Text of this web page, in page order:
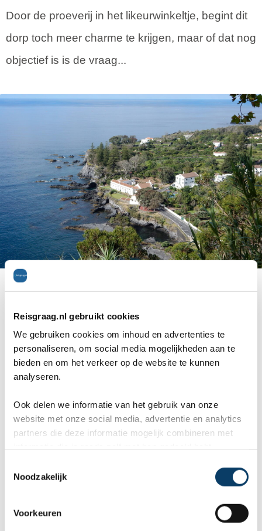
Reisgraag.nl gebruikt cookies
We gebruiken cookies om inhoud en advertenties te
personaliseren, om social media mogelijkheden aan te
bieden en om het verkeer op de website te kunnen
analyseren.
Ook delen we informatie van het gebruik van onze
website met onze social media, advertentie en analytics
partners die deze informatie mogelijk combineren met
Noodzakelijk
Voorkeuren
Door de proeverij in het likeurwinkeltje, begint dit
dorp toch meer charme te krijgen, maar of dat nog
objectief is is de vraag...
De omgeving van Ribeira Grande
Lagoa de Fogo
Na wederom een hele steile klim van 500 meter,
lopen we door een compleet andere omgeving.
São Miguel heeft een ongelofelijke diversiteit aan
natuur en omgevingen. Vandaag lopen we door
meeuwen, die krijsend over ons heen vliegen om
hun nesten te beschermen. Na enkele kilometers
komen we bij het prachtige helderblauwe Lagoa